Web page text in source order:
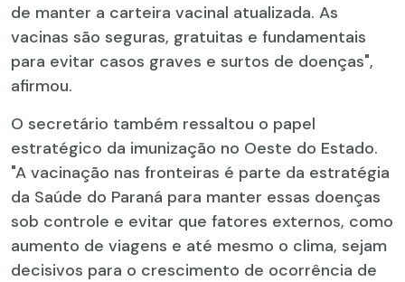
de manter a carteira vacinal atualizada. As
vacinas são seguras, gratuitas e fundamentais
para evitar casos graves e surtos de doenças",
afirmou.
O secretário também ressaltou o papel
estratégico da imunização no Oeste do Estado.
"A vacinação nas fronteiras é parte da estratégia
da Saúde do Paraná para manter essas doenças
sob controle e evitar que fatores externos, como
aumento de viagens e até mesmo o clima, sejam
decisivos para o crescimento de ocorrência de